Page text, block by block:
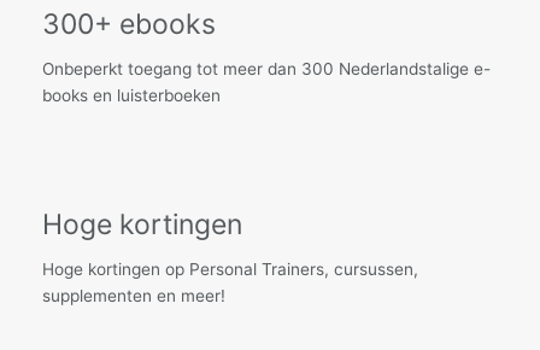
300+ ebooks
Onbeperkt toegang tot meer dan 300 Nederlandstalige e-
books en luisterboeken
Hoge kortingen
Hoge kortingen op Personal Trainers, cursussen,
supplementen en meer!